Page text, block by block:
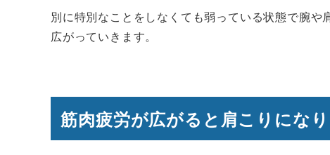
別に特別なことをしなくても弱っている状態で腕
広がっていきます。
筋肉疲労が広がると肩こりになり